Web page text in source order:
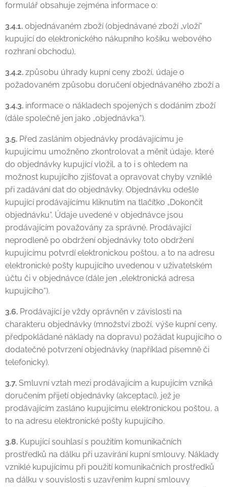
formulář obsahuje zejména informace o:
3.4.1. objednávaném zboží (objednávané zboží „vloží“
kupující do elektronického nákupního košíku webového
rozhraní obchodu),
3.4.2. způsobu úhrady kupní ceny zboží, údaje o
požadovaném způsobu doručení objednávaného zboží a
3.4.3. informace o nákladech spojených s dodáním zboží
(dále společně jen jako „objednávka“).
3.5. Před zasláním objednávky prodávajícímu je
kupujícímu umožněno zkontrolovat a měnit údaje, které
do objednávky kupující vložil, a to i s ohledem na
možnost kupujícího zjišťovat a opravovat chyby vzniklé
při zadávání dat do objednávky. Objednávku odešle
kupující prodávajícímu kliknutím na tlačítko „Dokončit
objednávku“. Údaje uvedené v objednávce jsou
prodávajícím považovány za správné. Prodávající
neprodleně po obdržení objednávky toto obdržení
kupujícímu potvrdí elektronickou poštou, a to na adresu
elektronické pošty kupujícího uvedenou v uživatelském
účtu či v objednávce (dále jen „elektronická adresa
kupujícího“).
3.6. Prodávající je vždy oprávněn v závislosti na
charakteru objednávky (množství zboží, výše kupní ceny,
předpokládané náklady na dopravu) požádat kupujícího o
dodatečné potvrzení objednávky (například písemně či
telefonicky).
3.7. Smluvní vztah mezi prodávajícím a kupujícím vzniká
doručením přijetí objednávky (akceptací), jež je
prodávajícím zasláno kupujícímu elektronickou poštou, a
to na adresu elektronické pošty kupujícího.
3.8. Kupující souhlasí s použitím komunikačních
prostředků na dálku při uzavírání kupní smlouvy. Náklady
vzniklé kupujícímu při použití komunikačních prostředků
na dálku v souvislosti s uzavřením kupní smlouvy